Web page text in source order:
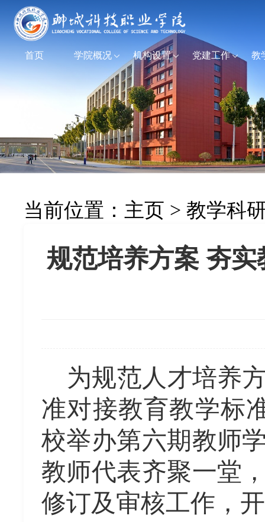
首页 学院概况 机构设置 党建工作 教
当前位置： 主页 > 教学科
规范培养方案 夯
为规范人才培养
准对接教育教学标
校举办第六期教师
教师代表齐聚一堂
修订及审核工作，